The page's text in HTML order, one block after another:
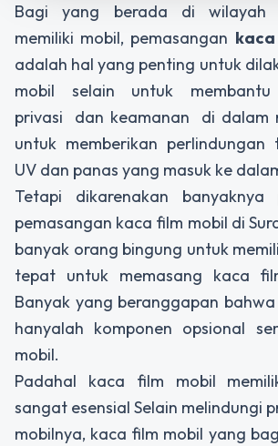
Bagi yang berada di wilayah
memiliki mobil, pemasangan
adalah hal yang penting untuk
mobil selain untuk membantu
privasi dan keamanan di dalam
untuk memberikan perlindungan
UV dan panas yang masuk ke
Tetapi dikarenakan banyaknya
pemasangan kaca film mobil di
banyak orang bingung untuk
tepat untuk memasang kaca
Banyak yang beranggapan
hanyalah komponen opsional
mobil.
Padahal kaca film mobil
sangat esensial Selain melindungi
mobilnya, kaca film mobil yang